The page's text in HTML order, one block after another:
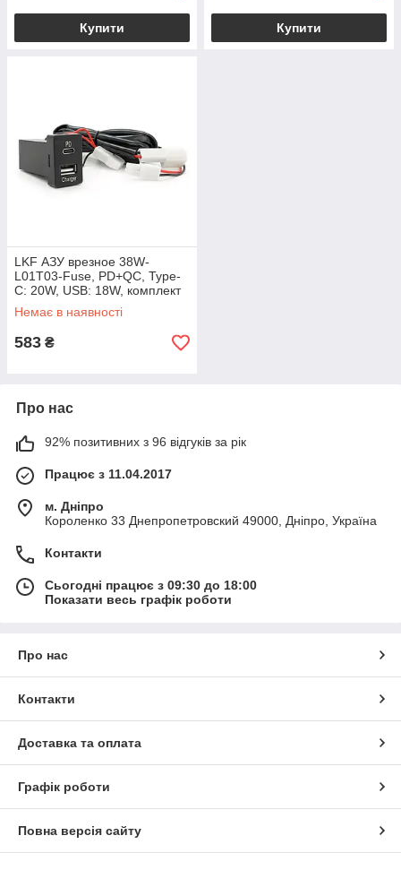
Купити Купити
LKF АЗУ врезное 38W-
L01T03-Fuse, PD+QC, Type-
C: 20W, USB: 18W, комплект
проводов под пайку с
предохронителем,
Немає в наявності
583 ₴
Про нас
92% позитивних з 96 відгуків за рік
Працює з 11.04.2017
м. Дніпро
Короленко 33 Днепропетровский 49000, Дніпро, Україна
Контакти
Сьогодні працює з 09:30 до 18:00
Показати весь графік роботи
Про нас
Контакти
Доставка та оплата
Графік роботи
Повна версія сайту